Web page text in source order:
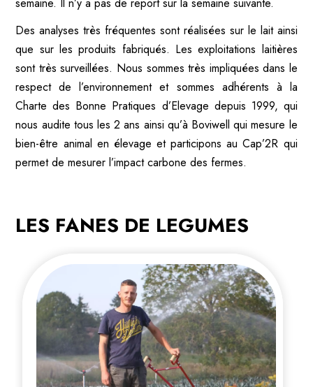
semaine. Il n’y a pas de report sur la semaine suivante.
Des analyses très fréquentes sont réalisées sur le lait ainsi
que sur les produits fabriqués. Les exploitations laitières
sont très surveillées. Nous sommes très impliquées dans le
respect de l’environnement et sommes adhérents à la
Charte des Bonne Pratiques d’Elevage depuis 1999, qui
nous audite tous les 2 ans ainsi qu’à Boviwell qui mesure le
bien-être animal en élevage et participons au Cap’2R qui
permet de mesurer l’impact carbone des fermes.
LES FANES DE LEGUMES